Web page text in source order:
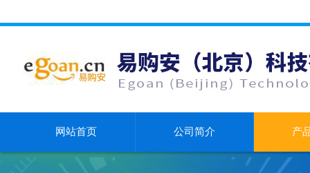
网站首页 公司简介 产